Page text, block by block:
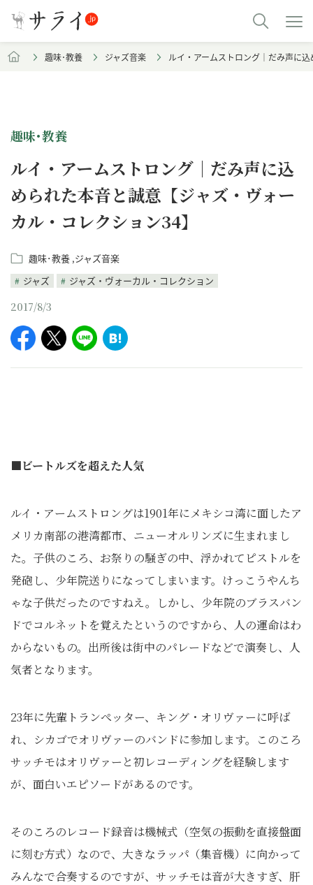
趣味･教養 ジャズ音楽 ルイ・アームストロング｜だみ声に
趣味･教養
ルイ・アームストロング｜だみ声に込
められた本音と誠意【ジャズ・ヴォー
カル・コレクション34】
趣味･教養 ジャズ音楽
ジャズ
ジャズ・ヴォーカル・コレクション
2017/8/3
■ビートルズを超えた人気
ルイ・アームストロングは1901年にメキシコ湾に面したア
メリカ南部の港湾都市、ニューオルリンズに生まれまし
た。子供のころ、お祭りの騒ぎの中、浮かれてピストルを
発砲し、少年院送りになってしまいます。けっこうやんち
ゃな子供だったのですねえ。しかし、少年院のブラスバン
ドでコルネットを覚えたというのですから、人の運命はわ
からないもの。出所後は街中のパレードなどで演奏し、人
気者となります。
23年に先輩トランぺッター、キング・オリヴァーに呼ば
れ、シカゴでオリヴァーのバンドに参加します。このころ
サッチモはオリヴァーと初レコーディングを経験します
が、面白いエピソードがあるのです。
そのころのレコード録音は機械式（空気の振動を直接盤面
に刻む方式）なので、大きなラッパ（集音機）に向かって
みんなで合奏するのですが、サッチモは音が大きすぎ、肝